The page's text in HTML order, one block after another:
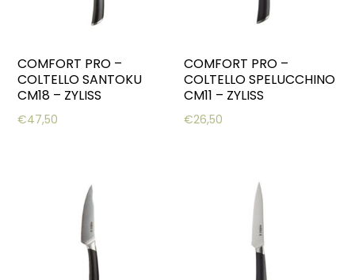
COMFORT PRO –
COLTELLO SANTOKU
CM18 – ZYLISS
€47,50
COMFORT PRO –
COLTELLO SPELUCCHINO
CM11 – ZYLISS
€26,50